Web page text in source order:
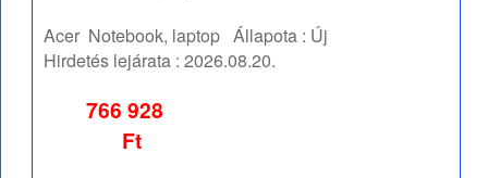
Acer Notebook, laptop Állapota : Új
Hirdetés lejárata :2026.08.20.
766 928
Ft